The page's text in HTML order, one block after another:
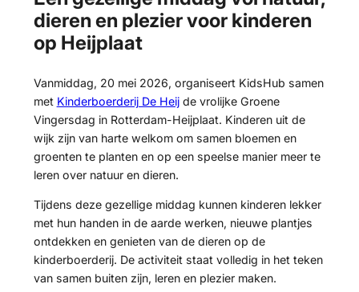
dieren en plezier voor kinderen
op Heijplaat
Vanmiddag, 20 mei 2026, organiseert KidsHub samen
met Kinderboerderij De Heijde vrolijke Groene
Vingersdag in Rotterdam-Heijplaat. Kinderen uit de
wijk zijn van harte welkom om samen bloemen en
groenten te planten en op een speelse manier meer te
leren over natuur en dieren.
Tijdens deze gezellige middag kunnen kinderen lekker
met hun handen in de aarde werken, nieuwe plantjes
ontdekken en genieten van de dieren op de
kinderboerderij. De activiteit staat volledig in het teken
van samen buiten zijn, leren en plezier maken.